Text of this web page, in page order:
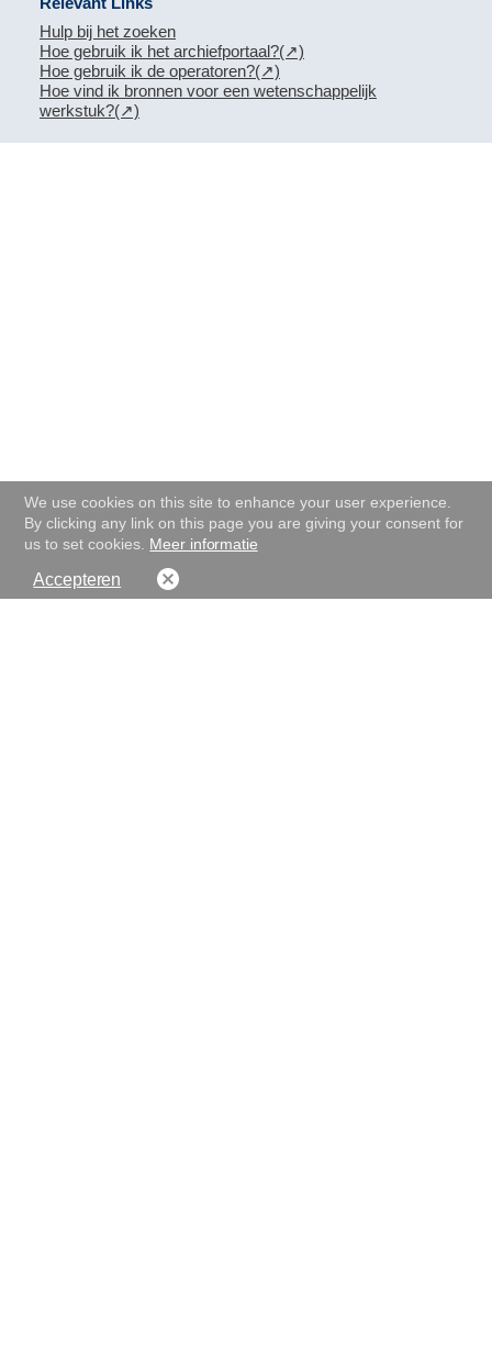
Hulp bij het zoeken
Hoe gebruik ik het archiefportaal?
Hoe gebruik ik de operatoren?
Hoe vind ik bronnen voor een wetenschappelijk
werkstuk?
We use cookies on this site to enhance your user experience.
By clicking any link on this page you are giving your consent for
us to set cookies. Meer informatie
Accepteren